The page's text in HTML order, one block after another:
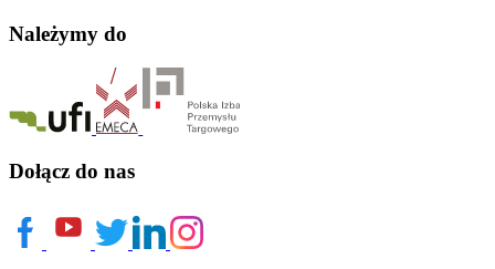
Należymy do
Dołącz do nas